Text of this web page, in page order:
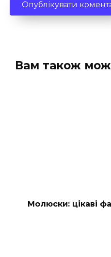
Вам також
Молюски: цікаві